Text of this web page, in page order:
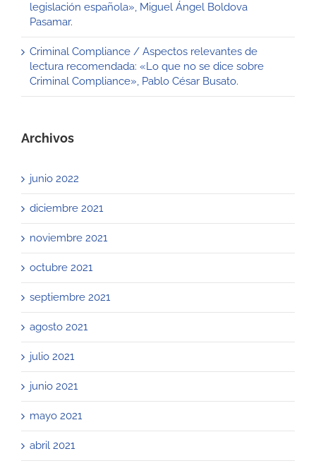
legislación española», Miguel Ángel Boldova
Pasamar.
Criminal Compliance / Aspectos relevantes de
lectura recomendada: «Lo que no se dice sobre
Criminal Compliance», Pablo César Busato.
Archivos
junio 2022
diciembre 2021
noviembre 2021
octubre 2021
septiembre 2021
agosto 2021
julio 2021
junio 2021
mayo 2021
abril 2021